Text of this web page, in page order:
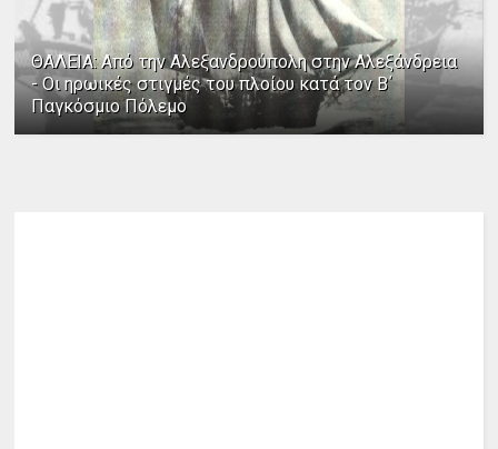
ΘΑΛΕΙΑ: Από την Αλεξανδρούπολη στην Αλεξάνδρεια
- Οι ηρωικές στιγμές του πλοίου κατά τον Β΄
Παγκόσμιο Πόλεμο